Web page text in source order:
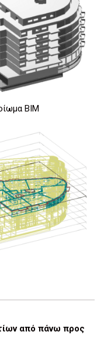
BIM
από πάνω προς